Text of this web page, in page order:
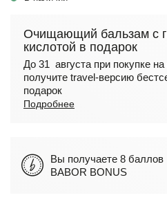
Очищающий бальзам с
кислотой в подарок
До 31 августа при покупке
получите travel-версию
подарок
Подробнее
Вы получаете 8 баллов
BABOR BONUS